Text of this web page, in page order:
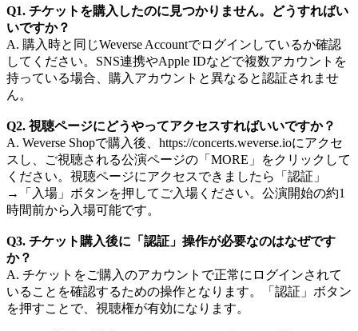
Q1. チケットを購入したのに見つかりません。どうすればい
いですか？​
A. 購入時と同じWeverse Accountでログインしているか確認
してください。SNS連携やApple IDなどで複数アカウントを
持っている場合、購入アカウントと異なると認証されませ
ん。​
Q2. 視聴ページにどうやってアクセスすればいいですか？​
A. Weverse Shopで購入後、https://concerts.weverse.ioにアクセ
スし、ご視聴される公演ページの「MORE」をクリックして
ください。視聴ページにアクセスできましたら「認証」
→「入場」ボタンを押してご入場ください。公演開始の約1
時間前から入場可能です。​
Q3. チケット購入後に「認証」操作が必要なのはなぜです
か？​
A. チケットをご購入のアカウントで正常にログインされて
いることを確認するための操作となります。「認証」ボタン
を押すことで、視聴権が有効になります。​